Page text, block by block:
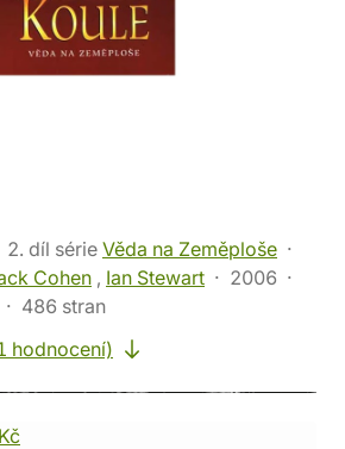
2. díl série Věda na Zeměploše
Cohen , Ian Stewart
2006
486 stran
hodnocení)